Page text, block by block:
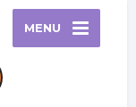
MENU